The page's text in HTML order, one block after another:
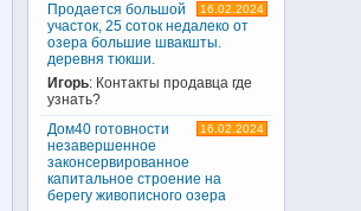
16.02.2024
Продается большой
участок, 25 соток недалеко от
озера большие швакшты.
деревня тюкши.
Игорь: Контакты продавца где
узнать?
16.02.2024
Дом40 готовности
незавершенное
законсервированное
капитальное строение на
берегу живописного озера